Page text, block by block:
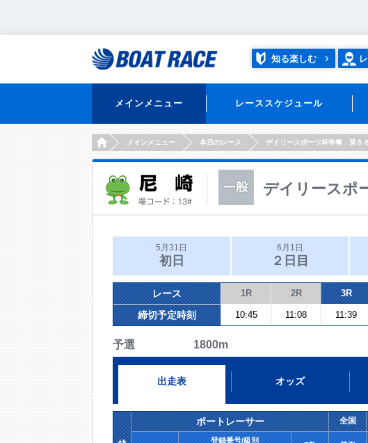
知る楽しむ
メインメニュー レーススケジュール
HOMEメインメニュー 本日のレース デイリースポーツ杯争奪 第５
デイリースポ
5月31日
初日
6月1日
２日目
レース 1R 2R 3R
締切予定時刻 10:45 11:08 11:39
予選 1800m
出走表 オッズ
ボートレーサー 全国
登録番号/級別